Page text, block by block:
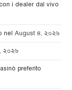
i dealer dal vivo
nel August ৪, ২০২৬
২০২৬
preferito